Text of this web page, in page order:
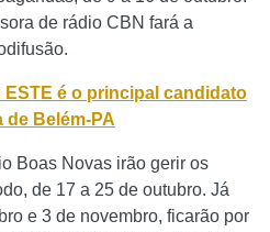
de rádio CBN fará a
ESTE é o principal candidato
de Belém-PA
Boas Novas irão gerir os
de 17 a 25 de outubro. Já
e 3 de novembro, ficarão por